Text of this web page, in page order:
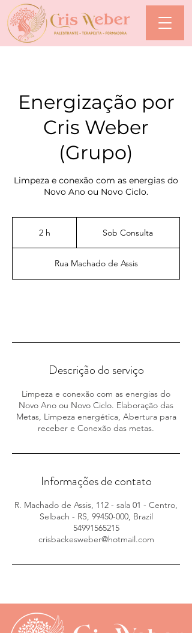
Energização por
Cris Weber
(Grupo)
Limpeza e conexão com as energias do
Novo Ano ou Novo Ciclo.
2 h Sob Consulta
Rua Machado de Assis
Descrição do serviço
Limpeza e conexão com as energias do
Novo Ano ou Novo Ciclo. Elaboração das
Metas, Limpeza energética, Abertura para
receber e Conexão das metas.
Informações de contato
R. Machado de Assis, 112 - sala 01 - Centro,
Selbach - RS, 99450-000, Brazil
54991565215
crisbackesweber@hotmail.com